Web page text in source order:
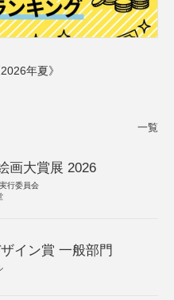
年夏》
一覧
画大賞展 2026
行委員会
イン賞 一般部門